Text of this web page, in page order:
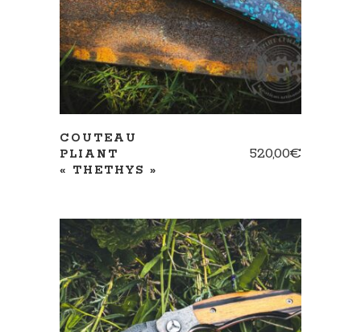
COUTEAU
PLIANT
« THETHYS »
520,00€